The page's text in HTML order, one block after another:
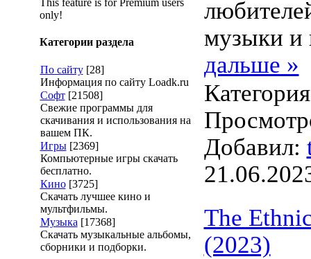
only!
Категории раздела
По сайту [28]
Информация по сайту Loadk.ru
Софт [21508]
Свежие программы для
скачивания и использования на
вашем ПК.
Игры [2369]
Компьютерные игры скачать
бесплатно.
Кино [3725]
Скачать лучшее кино и
мультфильмы.
Музыка [17368]
Скачать музыкальные альбомы,
сборники и подборки.
музыки и
дальше »
Добавил:
The
(2023)